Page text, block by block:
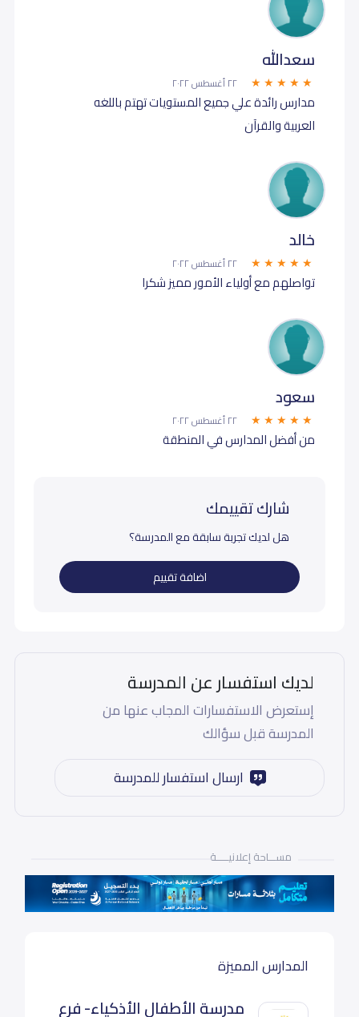
سعدالله
٢٢ أغسطس ٢٠٢٢
مدارس رائدة علي جميع المستويات تهتم باللغه
العربية والقرآن
خالد
٢٢ أغسطس ٢٠٢٢
تواصلهم مع أولياء الأمور مميز شكرا
سعود
٢٢ أغسطس ٢٠٢٢
من أفضل المدارس في المنطقة
شارك تقييمك
هل لديك تجربة سابقة مع المدرسة؟
اضافة تقييم
لديك استفسار عن المدرسة
إستعرض الاستفسارات المجاب عنها من
المدرسة قبل سؤالك
ارسال استفسار للمدرسة
مســـاحة إعلانيـــــة
المدارس المميزة
مدرسة الأطفال الأذكياء- فرع